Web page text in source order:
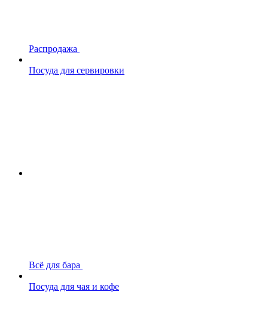
Распродажа
Посуда для сервировки
Всё для бара
Посуда для чая и кофе